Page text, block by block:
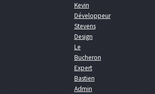
Kevin
Développeur
Stevens
Design
Le
Bucheron
Expert
Bastien
Admin